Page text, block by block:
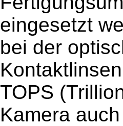
eingesetzt
bei der
TOPS
Kamera